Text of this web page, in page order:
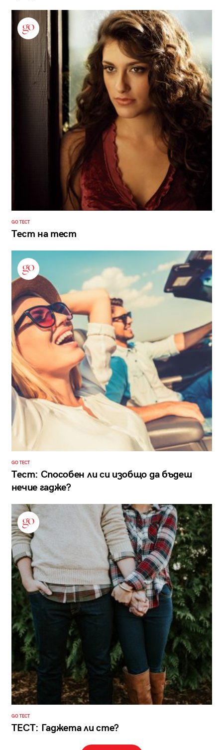
GO ТЕСТ
Тест на тест
GO ТЕСТ
Тест: Способен ли си изобщо да бъдеш
нечие гадже?
GO ТЕСТ
ТЕСТ: Гаджета ли сте?